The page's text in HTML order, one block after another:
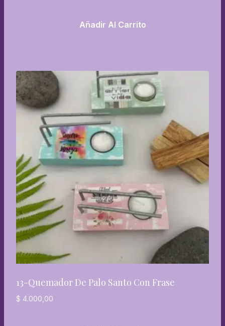
Añadir Al Carrito
13-Quemador De Palo Santo Con Frase
$ 4.000,00